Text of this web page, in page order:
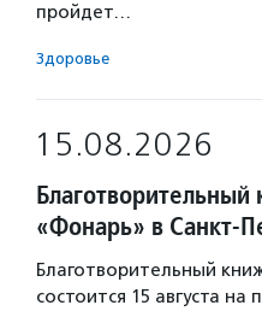
пройдет…
Здоровье
15.08.2026
«Фонарь» в Санкт-
Благотворительный
состоится 15 августа